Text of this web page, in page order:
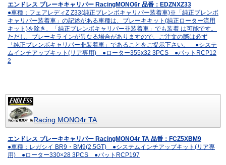
エンドレス ブレーキキャリパー RacingMONO6r 品番：EDZNXZ33
●車種：フェアレディZ Z33(純正ブレンボキャリパー装着車)※「純正ブレンボ
キャリパー装着車」の記述がある車種は、ブレーキキット(純正ローター流用
キット)を除き、「純正ブレンボキャリパー非装着車」でも装着 は可能です。
ただし、ブレーキラインが異なる場合がありますので、ご注文の際は必ず
「純正ブレンボキャリパー非装着車」であることをご提示下さい。 ●システ
ムインチアップキット(リア専用) ●ローター355x32 3PCS ●パットRCP12
2
Racing MONO4r TA
エンドレス ブレーキキャリパー RacingMONO4r TA 品番：FCZ5XBM9
●車種：レガシイ BR9・BM9(2.5GT) ●システムインチアップキット(リア専
用) ●ローター330×28 3PCS ●パットRCP197